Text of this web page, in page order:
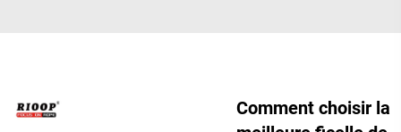
Comment choisir la